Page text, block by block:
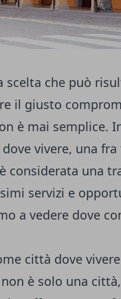
scelta che può
il giusto
è mai semplice.
vivere, una
considerata una
servizi e
a vedere dove
città dove vivere
è solo una